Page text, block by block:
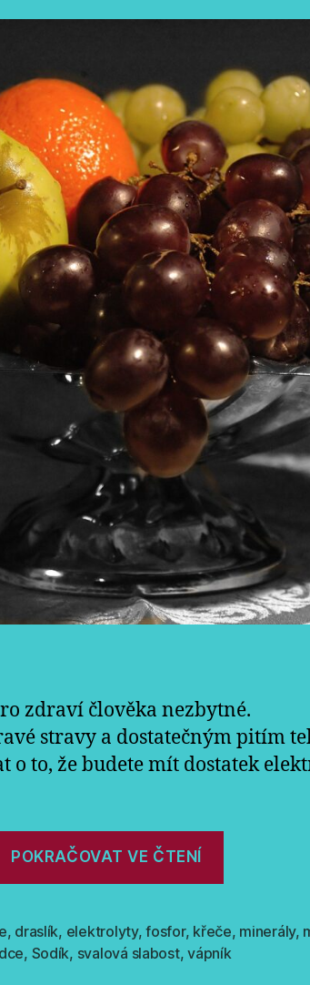
zdraví člověka nezbytné.
stravy a dostatečným pitím
o to, že budete mít dostatek
POKRAČOVAT VE ČTENÍ
a
, draslík, elektrolyty,fosfor, křeče, minerály,
, Sodík, svalová slabost,vápník